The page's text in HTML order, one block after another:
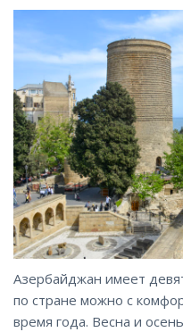
Азербайджан имеет
по стране можно с
время года. Весна и